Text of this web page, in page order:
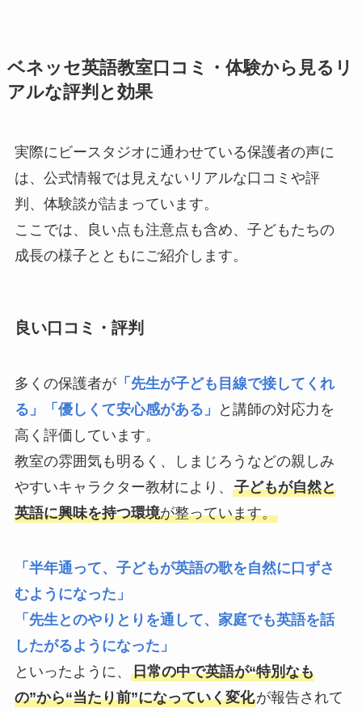
ベネッセ英語教室口コミ・体験から見るリ
アルな評判と効果
実際にビースタジオに通わせている保護者の声に
は、公式情報では見えないリアルな口コミや評
判、体験談が詰まっています。
ここでは、良い点も注意点も含め、子どもたちの
成長の様子とともにご紹介します。
良い口コミ・評判
多くの保護者が「先生が子ども目線で接してくれ
る」「優しくて安心感がある」
と講師の対応力を
高く評価しています。
教室の雰囲気も明るく、しまじろうなどの親しみ
やすいキャラクター教材により、 子どもが自然と
英語に興味を持つ環境が整っています。
「半年通って、子どもが英語の歌を自然に口ずさ
むようになった」
「先生とのやりとりを通して、家庭でも英語を話
したがるようになった」
といったように、 日常の中で英語が“特別なも
の”から“当たり前”になっていく変化が報告されて